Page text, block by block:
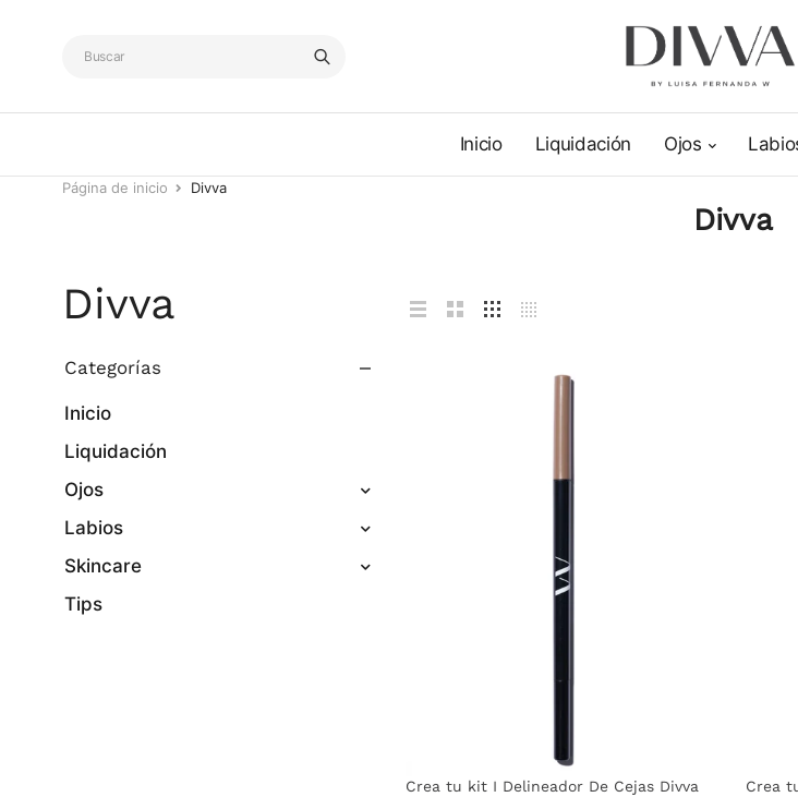
Inicio Liquidación Ojos
Página de inicio Divva
Divva
Divva
Categorías
Inicio
Liquidación
Ojos
Labios
Skincare
Tips
Crea tu kit I Delineador De Cejas Divva Crea